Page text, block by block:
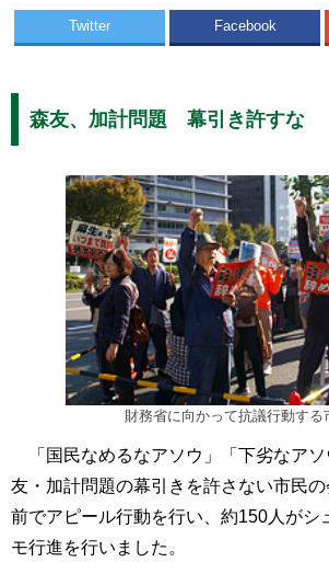
Twitter Facebook
森友、加計問題 幕引き許すな
財務省に向かって抗議行動する
「国民なめるなアソウ」「下劣なアソ
友・加計問題の幕引きを許さない市民
前でアピール行動を行い、約150人がシ
モ行進を行いました。